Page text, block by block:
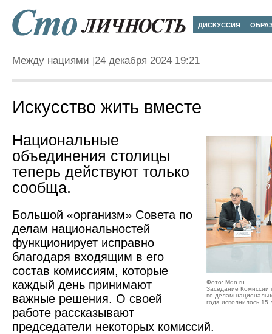
ДИСКУССИЯ
Между нациями 24 декабря 2024 19:21
Искусство жить вместе
Фото: Mdn.ru
Заседание Комиссии
по делам
года исполнилось 15
Национальные
объединения столицы
теперь действуют только
сообща.
Большой «организм» Совета по
делам национальностей
функционирует исправно
благодаря входящим в его
состав комиссиям, которые
каждый день принимают
важные решения. О своей
работе рассказывают
председатели некоторых комиссий.